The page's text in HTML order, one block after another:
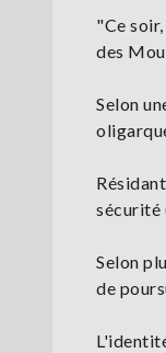
"Ce
des
Selon
sécurité
Selon
de